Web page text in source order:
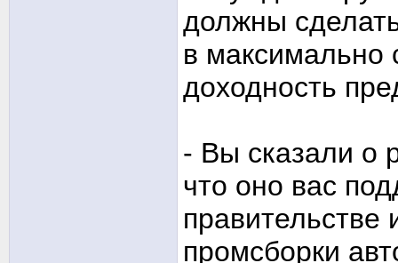
должны
в максимально
доходность
- Вы сказали о
что оно вас
промсборки